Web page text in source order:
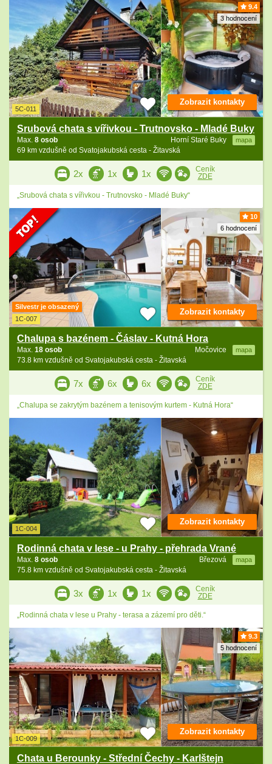
9.4
3 hodnocení
5C-011
Srubová chata s vířivkou - Trutnovsko - Mladé Buky
Horní Staré Buky mapa
Max. 8 osob
69 km vzdušně od Svatojakubská cesta - Žitavská
Zobrazit kontakty
2x 1x 1x
Ceník
ZDE
„Srubová chata s vířivkou - Trutnovsko - Mladé Buky“
10
6 hodnocení
Silvestr je obsazený
1C-007
Chalupa s bazénem - Čáslav - Kutná Hora
Močovice mapa
Max. 18 osob
73.8 km vzdušně od Svatojakubská cesta - Žitavská
Zobrazit kontakty
7x 6x 6x
Ceník
ZDE
„Chalupa se zakrytým bazénem a tenisovým kurtem - Kutná Hora“
1C-004
Rodinná chata v lese - u Prahy - přehrada Vrané
Březová mapa
Max. 8 osob
75.8 km vzdušně od Svatojakubská cesta - Žitavská
Zobrazit kontakty
3x 1x 1x
Ceník
ZDE
„Rodinná chata v lese u Prahy - terasa a zázemí pro děti.“
9.3
5 hodnocení
1C-009
Chata u Berounky - Střední Čechy - Karlštejn
Zobrazit kontakty